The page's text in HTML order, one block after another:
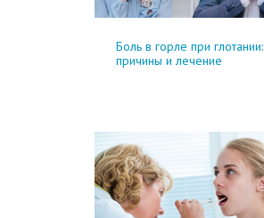
Боль в горле при глотании:
причины и лечение